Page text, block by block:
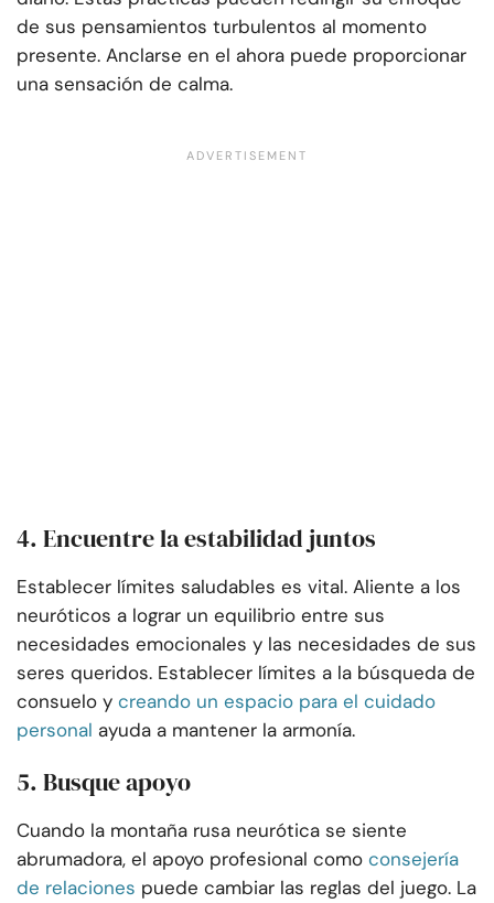
de sus pensamientos turbulentos al momento
presente. Anclarse en el ahora puede proporcionar
una sensación de calma.
4. Encuentre la estabilidad juntos
Establecer límites saludables es vital. Aliente a los
neuróticos a lograr un equilibrio entre sus
necesidades emocionales y las necesidades de sus
seres queridos. Establecer límites a la búsqueda de
consuelo y creando un espacio para el cuidado
personal ayuda a mantener la armonía.
5. Busque apoyo
Cuando la montaña rusa neurótica se siente
abrumadora, el apoyo profesional como consejería
de relaciones puede cambiar las reglas del juego. La